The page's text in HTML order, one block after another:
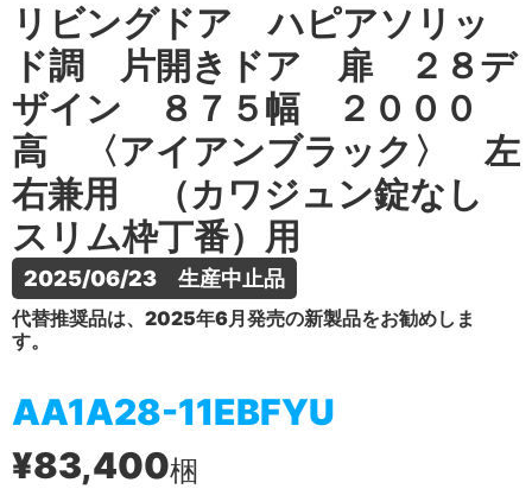
リビングドア ハピアソリッ
ド調 片開きドア 扉 ２８デ
ザイン ８７５幅 ２０００
高 〈アイアンブラック〉 左
右兼用 （カワジュン錠なし
スリム枠丁番）用
2025/06/23　生産中止品
代替推奨品は、2025年6月発売の新製品をお勧めしま
す。
AA1A28-11EBFYU
¥83,400梱